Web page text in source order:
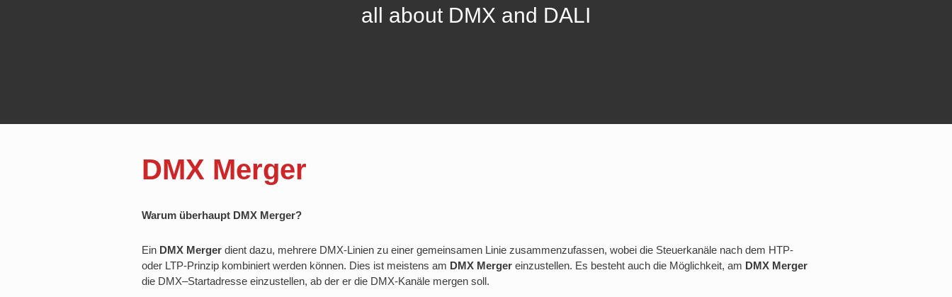
all about DMX and DALI
DMX Merger
Warum überhaupt DMX Merger?
Ein DMX Merger dient dazu, mehrere DMX-Linien zu einer gemeinsamen Linie zusammenzufassen, wobei die Steuerkanäle nach dem HTP-
oder LTP-Prinzip kombiniert werden können. Dies ist meistens am DMX Merger einzustellen. Es besteht auch die Möglichkeit, am DMX Merger
die DMX–Startadresse einzustellen, ab der er die DMX-Kanäle mergen soll.